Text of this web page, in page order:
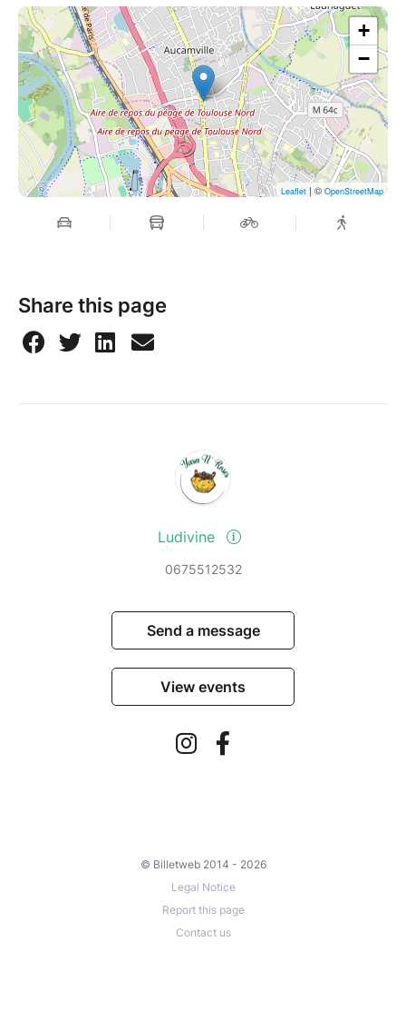
+
−
Leaflet | © OpenStreetMap
Share this page
Ludivine
0675512532
Send a message
View events
© Billetweb 2014 - 2026
Legal Notice
Report this page
Contact us